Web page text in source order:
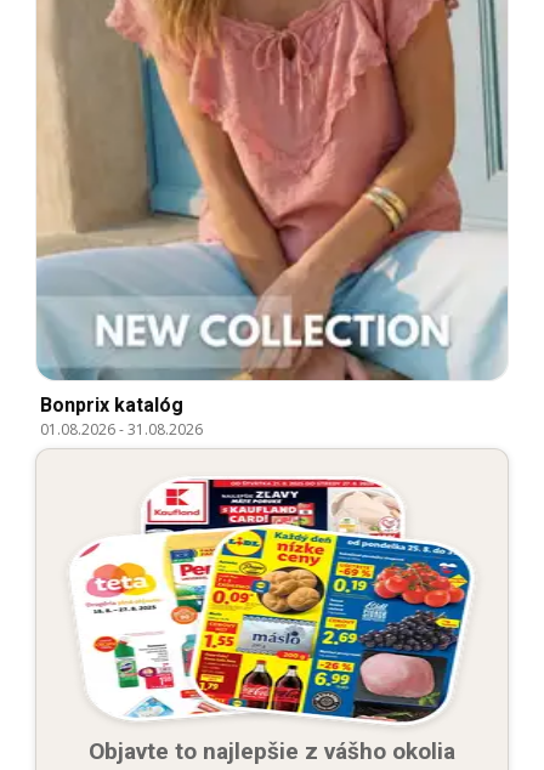
Bonprix katalóg
01.08.2026-31.08.2026
Objavte to najlepšie z vášho okolia